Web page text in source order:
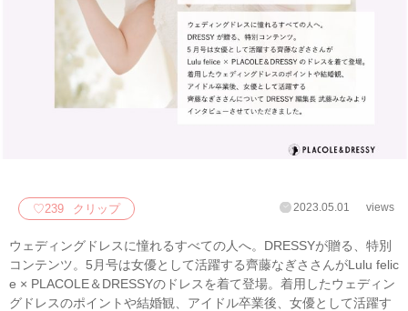
♡239 クリップ 2023.05.01 views
ウェディングドレスに憧れるすべての人へ。DRESSYが贈る、特別
コンテンツ。5月号は女優として活躍する齊藤なぎささんがLulu felic
e × PLACOLE＆DRESSYのドレスを着て登場。着用したウェディン
グドレスのポイントや結婚観、アイドル卒業後、女優として活躍す